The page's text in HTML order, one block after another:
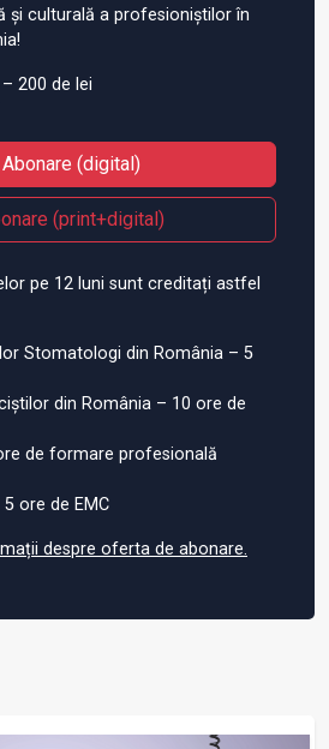
și culturală a profesioniștilor în
200 de lei
(digital)
(print+digital)
pe 12 luni sunt creditați astfel
Stomatologi din România – 5
din România – 10 ore de
de formare profesională
ore de EMC
despre oferta de abonare.